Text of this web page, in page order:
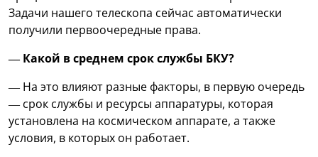
Задачи нашего телескопа сейчас автоматически
получили первоочередные права.
— Какой в среднем срок службы БКУ?
— На это влияют разные факторы, в первую очередь
— срок службы и ресурсы аппаратуры, которая
установлена на космическом аппарате, а также
условия, в которых он работает.